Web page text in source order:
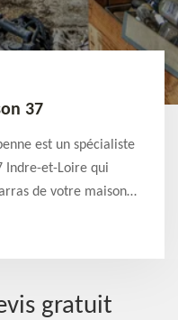
37
est un spécialiste
Indre-et-Loire qui
de votre maison
gratuit